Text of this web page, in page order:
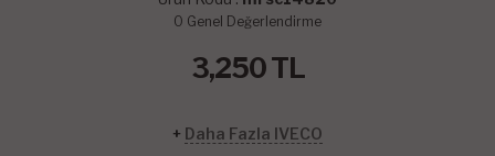
0 Genel Değerlendirme
3,250TL
+ Daha Fazla IVECO